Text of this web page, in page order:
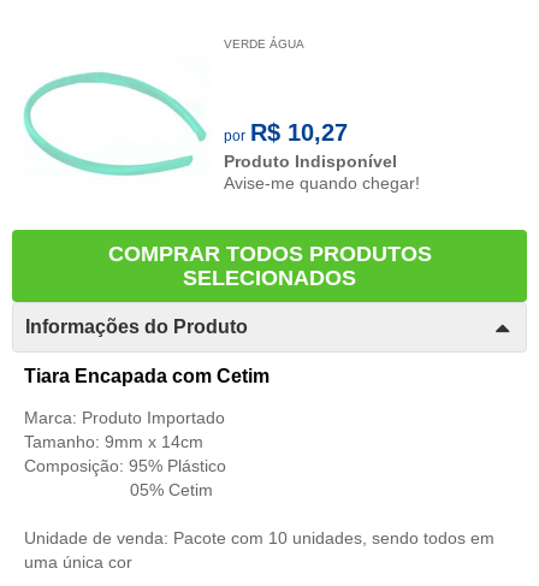
VERDE ÁGUA
por R$ 10,27
Produto Indisponível
Avise-me quando chegar!
COMPRAR TODOS PRODUTOS
SELECIONADOS
Informações do Produto
Tiara Encapada com Cetim
Marca: Produto Importado
Tamanho: 9mm x 14cm
Composição: 95% Plástico
05% Cetim
Unidade de venda: Pacote com 10 unidades, sendo todos em
uma única cor